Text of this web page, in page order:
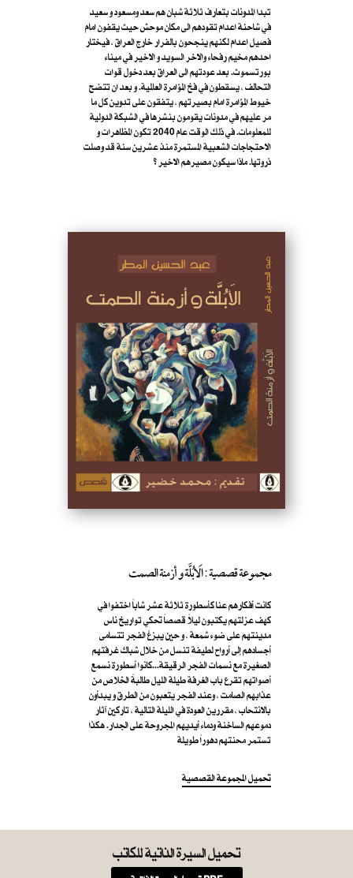
تبدا المدونات بتعارف ثلاثة شبان هم سعد ومسعود و سعيد
في شاحنة اعدام تقودهم الى مكان موحش حيث يقفون امام
فصيل اعدام لكنهم ينجحون بالفرار خارج العراق ، فيختار
احدهم مخيم رفحاء والاخر السويد و الاخير في ميناء
بورتسموث. بعد عودتهم الى العراق بعد دخول قوات
التحالف ، يسقطون في فخ المؤامرة العالمية. و بعد ان تتضح
خيوط المؤامرة امام بصيرتهم ، يتفقون على تدوين كل ما
مر عليهم في مدونات يقومون بنشرها في الشبكة الدولية
للمعلومات. في ذلك الوقت عام 2040 تكون المظاهرات و
الاحتجاجات الشعبية المستمرة منذ عشرين سنة قد وصلت
ذروتها. ماذا سيكون مصيرهم الاخير ؟
مجموعة قصصية : الَابُلَّة و أزمنة الصمت
كانت أفكارهم عنا كأسطورة ثلاثة عشر شاباً اختفوا في
كهف عزلتهم يكتبون ليلاً قصصاً تحكي تواريخ ناس
مدينتهم على ضوء شمعة ، و حين يبزغ الفجر تتسامى
أجسادهم إلى أرواح لطيفة تنسل من خلال شباك غرفتهم
الصغيرة مع نسمات الفجر الرقيقة...كانوا أسطورة نسمع
أصواتهم تقرع باب الغرفة طيلة الليل طالبةً الخلاص من
عذابهم الصامت ، وعند الفجر يتعبون من الطرق و يبدأون
بالانتحاب ، مقررين العودة في الليلة التالية ، تاركين آثار
دموعهم الساخنة ودماء أيديهم المجروحة على الجدار. هكذا
تستمر محنتهم دهوراً طويلة
تحميل المجموعة القصصية
تحميل السيرة الذاتية للكاتب